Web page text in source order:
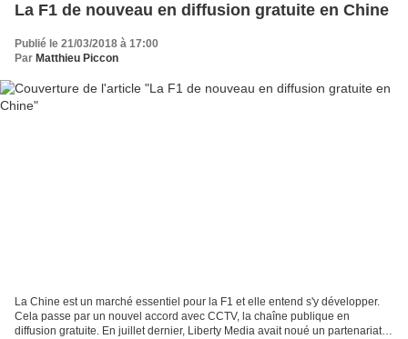
La F1 de nouveau en diffusion gratuite en Chine
Publié le 21/03/2018 à 17:00
Par Matthieu Piccon
La Chine est un marché essentiel pour la F1 et elle entend s'y développer.
Cela passe par un nouvel accord avec CCTV, la chaîne publique en
diffusion gratuite. En juillet dernier, Liberty Media avait noué un partenariat